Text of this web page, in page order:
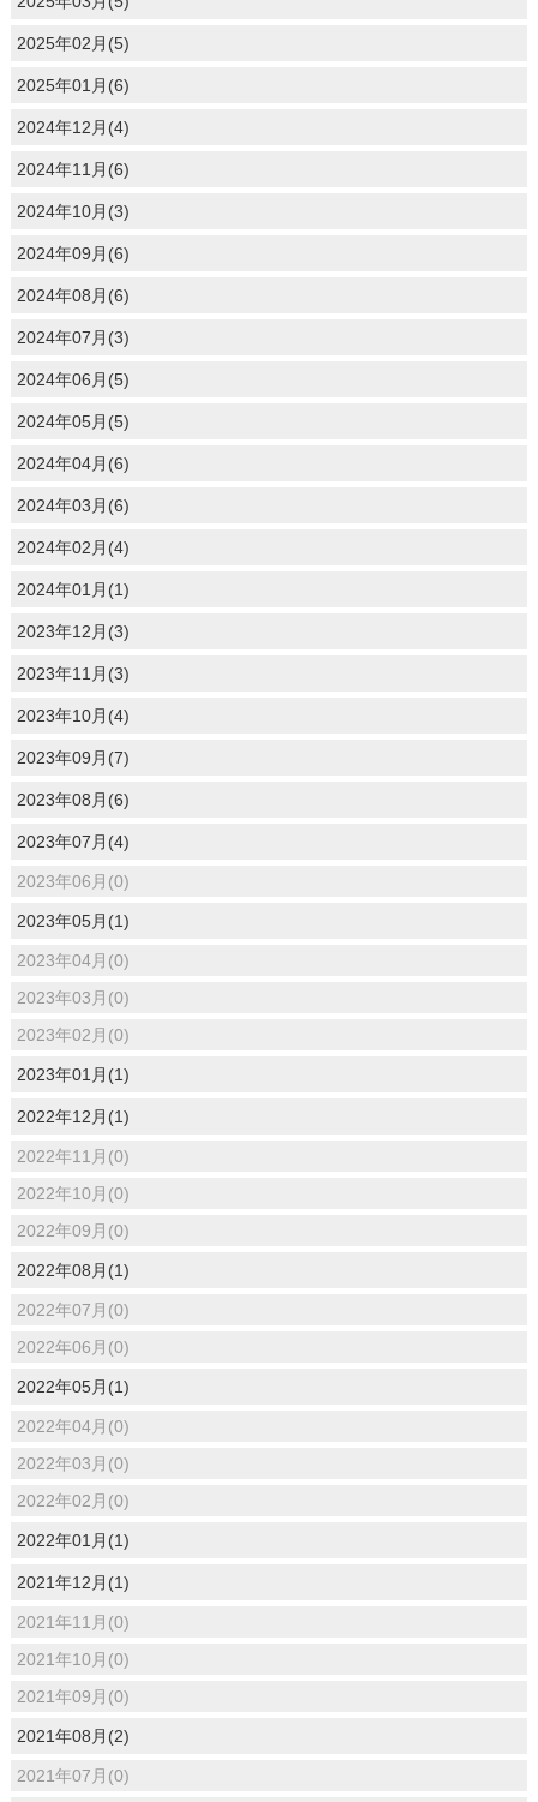
2025年02月(5)
2025年01月(6)
2024年12月(4)
2024年11月(6)
2024年10月(3)
2024年09月(6)
2024年08月(6)
2024年07月(3)
2024年06月(5)
2024年05月(5)
2024年04月(6)
2024年03月(6)
2024年02月(4)
2024年01月(1)
2023年12月(3)
2023年11月(3)
2023年10月(4)
2023年09月(7)
2023年08月(6)
2023年07月(4)
2023年06月(0)
2023年05月(1)
2023年04月(0)
2023年03月(0)
2023年02月(0)
2023年01月(1)
2022年12月(1)
2022年11月(0)
2022年10月(0)
2022年09月(0)
2022年08月(1)
2022年07月(0)
2022年06月(0)
2022年05月(1)
2022年04月(0)
2022年03月(0)
2022年02月(0)
2022年01月(1)
2021年12月(1)
2021年11月(0)
2021年10月(0)
2021年09月(0)
2021年08月(2)
2021年07月(0)